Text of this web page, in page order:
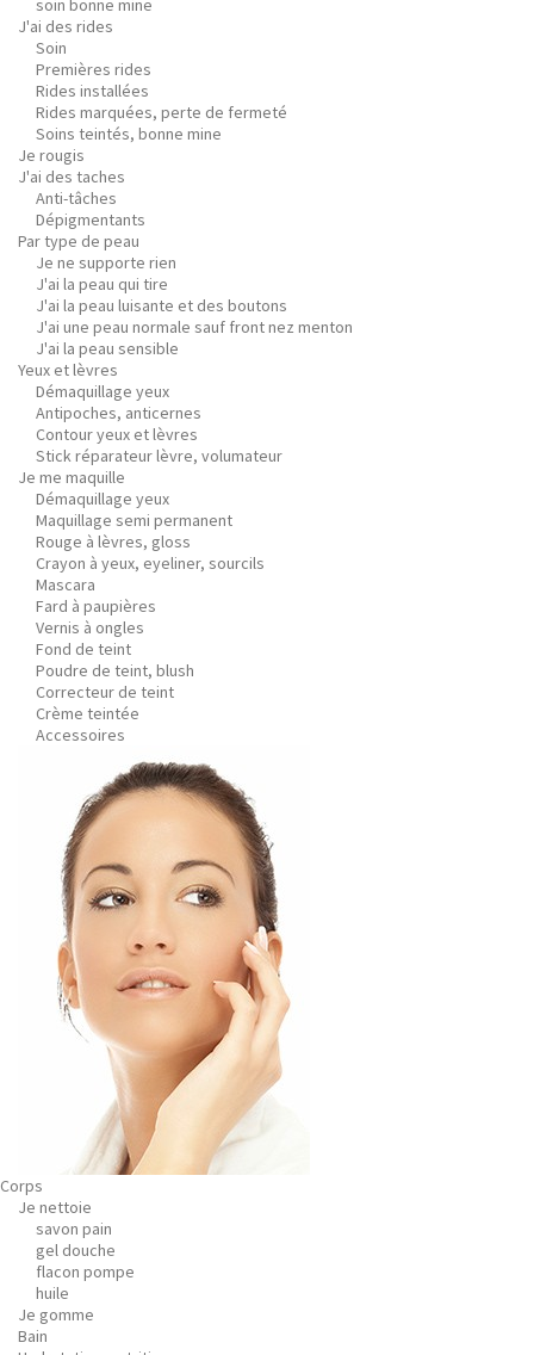
soin bonne mine
J'ai des rides
Soin
Premières rides
Rides installées
Rides marquées, perte de fermeté
Soins teintés, bonne mine
Je rougis
J'ai des taches
Anti-tâches
Dépigmentants
Par type de peau
Je ne supporte rien
J'ai la peau qui tire
J'ai la peau luisante et des boutons
J'ai une peau normale sauf front nez menton
J'ai la peau sensible
Yeux et lèvres
Démaquillage yeux
Antipoches, anticernes
Contour yeux et lèvres
Stick réparateur lèvre, volumateur
Je me maquille
Démaquillage yeux
Maquillage semi permanent
Rouge à lèvres, gloss
Crayon à yeux, eyeliner, sourcils
Mascara
Fard à paupières
Vernis à ongles
Fond de teint
Poudre de teint, blush
Correcteur de teint
Crème teintée
Accessoires
Corps
Je nettoie
savon pain
gel douche
flacon pompe
huile
Je gomme
Bain